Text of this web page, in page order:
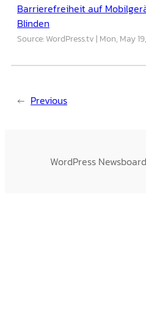
Barrierefreiheit auf
Blinden
Source: WordPress.tv Mon, May
← Previous
WordPress